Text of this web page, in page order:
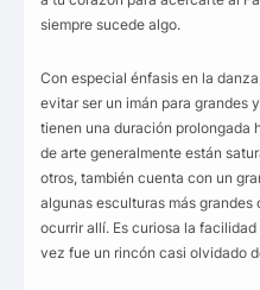
siempre sucede algo.
Con especial énfasis en la
evitar ser un imán para grandes
tienen una duración prolongada
de arte generalmente están
otros, también cuenta con un
algunas esculturas más
ocurrir allí. Es curiosa la
vez fue un rincón casi olvidado